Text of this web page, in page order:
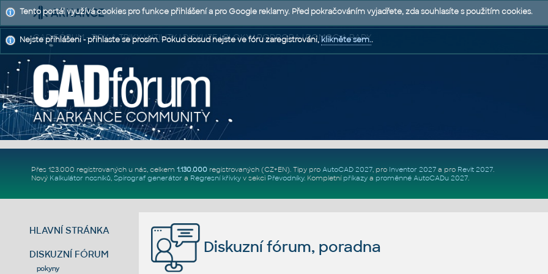
CAD FÓRUM - TIPY A TRIKY | UTILITY | DISKUZE | BLOKY | PODPORA | POMOC A RADY
Přes 123.000 registrovaných u nás, celkem 1.130.000registrovaných (CZ+EN). Tipy pro AutoCAD 2027, pro Inventor 2027a pro Revit 2027.
Nový Kalkulátor nosníků, Spirograf generátor a Regresní křivkyv sekci Převodníky. Kompletní příkazya proměnné AutoCADu 2027.
HLAVNÍ STRÁNKA
DISKUZNÍ FÓRUM
pokyny
Diskuzní fórum, poradna
Tento portál využívá cookies pro funkce přihlášení a pro Google reklamy. Před pokračováním vyjadřete, zda souhlasíte s použitím cookies.
Nejste přihlášeni - přihlaste se prosím. Pokud dosud nejste ve fóru zaregistrováni,klikněte sem..